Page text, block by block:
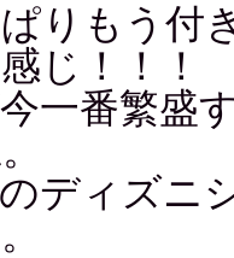
りもう付
じ！！！
一番繁盛
ディズニ